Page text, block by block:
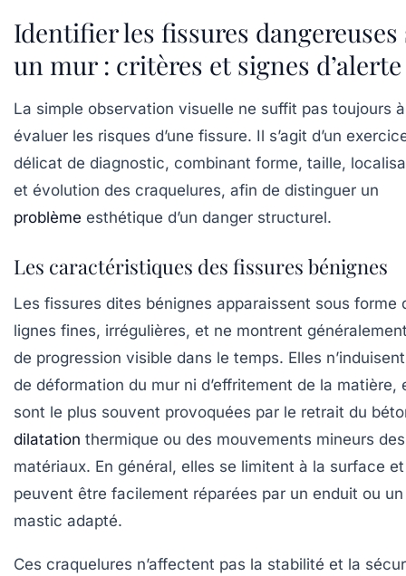
Identifier les fissures dangereuses
un mur : critères et signes d’alerte
La simple observation visuelle ne suffit pas toujours à
évaluer les risques d’une fissure. Il s’agit d’un
délicat de diagnostic, combinant forme, taille,
et évolution des craquelures, afin de distinguer un
problème esthétique d’un danger structurel.
Les caractéristiques des fissures bénignes
Les fissures dites bénignes apparaissent sous forme
lignes fines, irrégulières, et ne montrent
de progression visible dans le temps. Elles
de déformation du mur ni d’effritement de la matière,
sont le plus souvent provoquées par le retrait du
dilatation thermique ou des mouvements mineurs des
matériaux. En général, elles se limitent à la surface et
peuvent être facilement réparées par un enduit ou un
mastic adapté.
Ces craquelures n’affectent pas la stabilité et la